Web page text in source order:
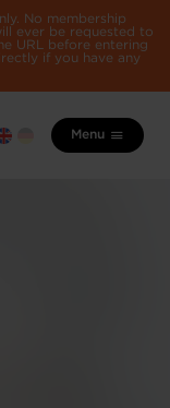
No membership
ever be requested to
URL before entering
if you have any
Menu